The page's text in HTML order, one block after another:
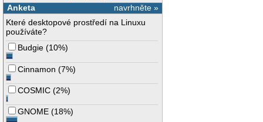
navrhněte »
Anketa
Které desktopové prostředí na Linuxu
používáte?
Budgie (10%)
Cinnamon (7%)
COSMIC (2%)
GNOME (18%)